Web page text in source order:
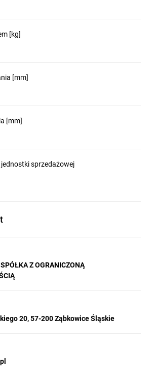
[kg]
[mm]
[mm]
jednostki sprzedażowej
Z OGRANICZONĄ
20, 57-200 Ząbkowice Śląskie